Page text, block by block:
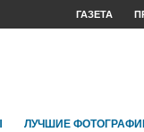
ГАЗЕТА
ЛУЧШИЕ